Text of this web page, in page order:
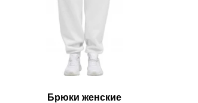
Брюки женские